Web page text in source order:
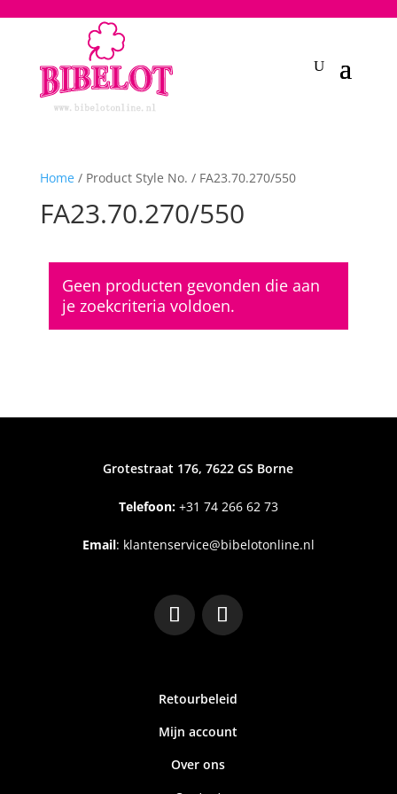
Home/ Product Style No. / FA23.70.270/550
FA23.70.270/550
Geen producten gevonden die aan
je zoekcriteria voldoen.
Grotestraat 176, 7622 GS Borne
Telefoon:+31 74 266 62 73
Email: klantenservice@bibelotonline.nl
Retourbeleid
Mijn account
Over ons